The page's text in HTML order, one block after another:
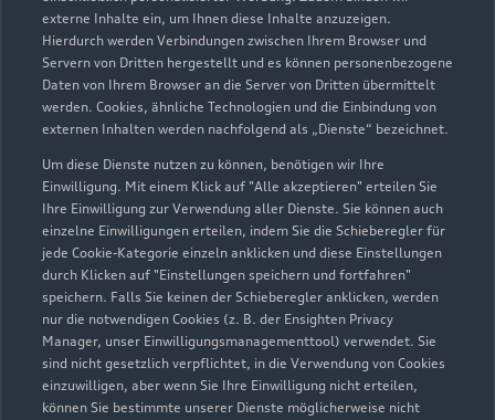
externe Inhalte ein, um Ihnen diese Inhalte anzuzeigen.
Hierdurch werden Verbindungen zwischen Ihrem Browser und
Servern von Dritten hergestellt und es können personenbezogene
Daten von Ihrem Browser an die Server von Dritten übermittelt
werden. Cookies, ähnliche Technologien und die Einbindung von
externen Inhalten werden nachfolgend als „Dienste“ bezeichnet.
Um diese Dienste nutzen zu können, benötigen wir Ihre
Einwilligung. Mit einem Klick auf "Alle akzeptieren" erteilen Sie
Ihre Einwilligung zur Verwendung aller Dienste. Sie können auch
einzelne Einwilligungen erteilen, indem Sie die Schieberegler für
jede Cookie-Kategorie einzeln anklicken und diese Einstellungen
durch Klicken auf "Einstellungen speichern und fortfahren"
speichern. Falls Sie keinen der Schieberegler anklicken, werden
nur die notwendigen Cookies (z. B. der Ensighten Privacy
Manager, unser Einwilligungsmanagementtool) verwendet. Sie
sind nicht gesetzlich verpflichtet, in die Verwendung von Cookies
einzuwilligen, aber wenn Sie Ihre Einwilligung nicht erteilen,
können Sie bestimmte unserer Dienste möglicherweise nicht
85716 Unterschleißheim
089 317758400
info@auto-forum.de
Kontaktdaten herunterladen
Öffnungszeiten
Verkauf
Geschlossen
öffnet am Montag 08:30